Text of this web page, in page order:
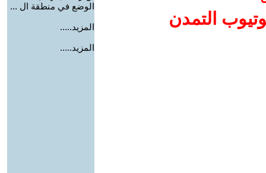
التمدن
الوضع في منطقة ال ...
المزيد.....
المزيد.....